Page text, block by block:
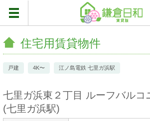
住宅用賃貸物件
戸建 4K〜 江ノ島電鉄 七里ガ浜駅
七里ガ浜東２丁目 ルーフバルコ
(七里ガ浜駅)